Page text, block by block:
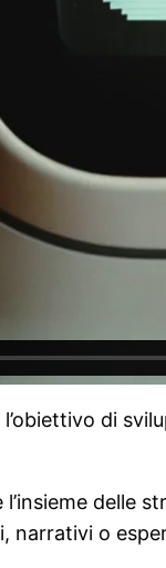
di
l’insieme delle
o